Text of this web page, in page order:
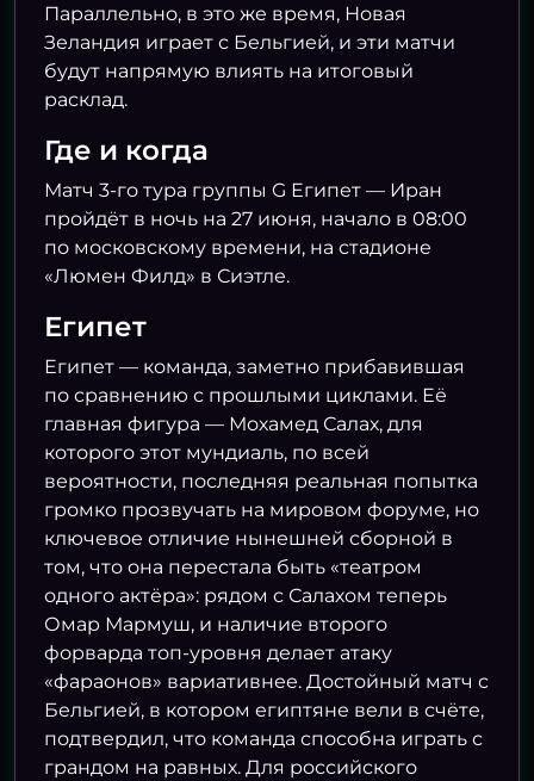
Параллельно, в это же время, Новая
Зеландия играет с Бельгией, и эти матчи
будут напрямую влиять на итоговый
расклад.
Где и когда
Матч 3-го тура группы G Египет — Иран
пройдёт в ночь на 27 июня, начало в 08:00
по московскому времени, на стадионе
«Люмен Филд» в Сиэтле.
Египет
Египет — команда, заметно прибавившая
по сравнению с прошлыми циклами. Её
главная фигура — Мохамед Салах, для
которого этот мундиаль, по всей
вероятности, последняя реальная попытка
громко прозвучать на мировом форуме, но
ключевое отличие нынешней сборной в
том, что она перестала быть «театром
одного актёра»: рядом с Салахом теперь
Омар Мармуш, и наличие второго
форварда топ-уровня делает атаку
«фараонов» вариативнее. Достойный матч с
Бельгией, в котором египтяне вели в счёте,
подтвердил, что команда способна играть с
грандом на равных. Для российского